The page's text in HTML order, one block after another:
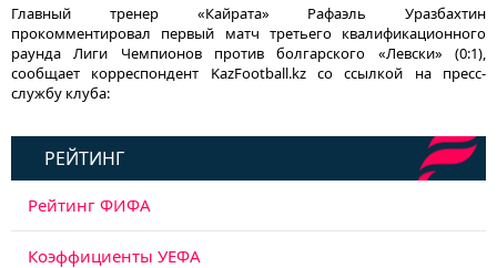
Главный тренер «Кайрата» Рафаэль Уразбахтин
прокомментировал первый матч третьего квалификационного
раунда Лиги Чемпионов против болгарского «Левски» (0:1),
сообщает корреспондент KazFootball.kz со ссылкой на пресс-
службу клуба:
РЕЙТИНГ
Рейтинг ФИФА
Коэффициенты УЕФА